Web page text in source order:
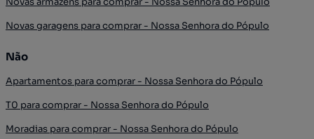
Novas garagens para comprar - Nossa Senhora do Pópulo
Não
Apartamentos para comprar - Nossa Senhora do Pópulo
T0 para comprar - Nossa Senhora do Pópulo
Moradias para comprar - Nossa Senhora do Pópulo